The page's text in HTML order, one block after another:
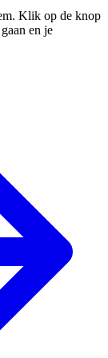
Klik op de knop
en je